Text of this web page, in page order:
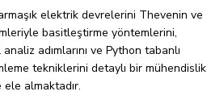
elektrik devrelerini Thevenin ve
basitleştirme yöntemlerini,
adımlarını ve Python tabanlı
tekniklerini detaylı bir mühendislik
almaktadır.